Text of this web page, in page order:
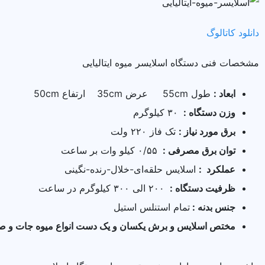
دانلود کاتالوگ
مشخصات فنی دستگاه اسلایسر میوه ایتالیایی
ابعاد : طول 55cm عرض 35cm ارتفاع 50cm
وزن دستگاه :
برق مورد نیاز : تک فاز ۲۲۰ ولت
توان برق مصرفی :
عملکرد : اسلایس حلقه‌ای-خلال-رنده-نگینی
ظرفیت دستگاه :
جنس بدنه : تمام استنلس استیل
مختص اسلایس و برش یکسان و یک دست انواع میوه جات و